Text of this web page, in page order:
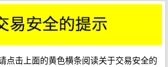
点击上面的黄色横条阅读关于交易安全的